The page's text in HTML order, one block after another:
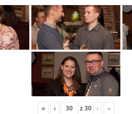
« ‹ z30 › »